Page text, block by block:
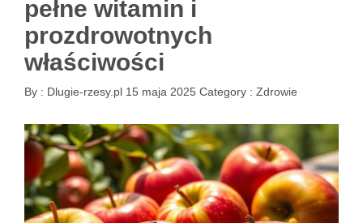
pełne witamin i
prozdrowotnych
właściwości
By : Dlugie-rzesy.pl 15 maja 2025 Category : Zdrowie